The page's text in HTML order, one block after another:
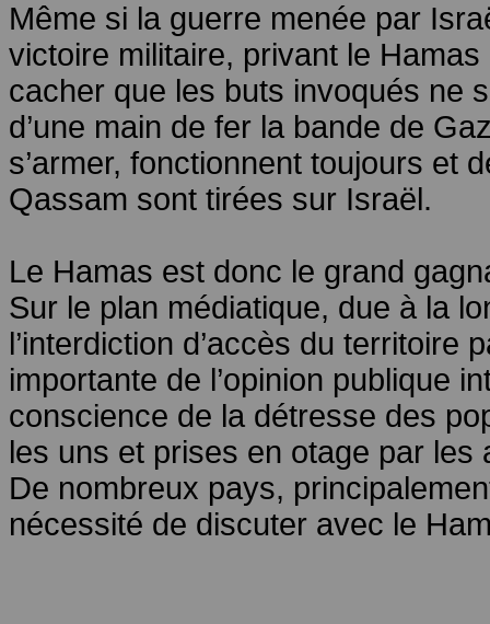
Même si la guerre menée par
victoire militaire, privant le
cacher que les buts invoqués ne
d’une main de fer la bande de
s’armer, fonctionnent toujours et
Qassam sont tirées sur Israël.
Le Hamas est donc le grand
Sur le plan médiatique, due à la
l’interdiction d’accès du territoire
importante de l’opinion publique
conscience de la détresse des
les uns et prises en otage par les
De nombreux pays,
nécessité de discuter avec le